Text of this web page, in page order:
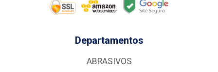
Departamentos
ABRASIVOS